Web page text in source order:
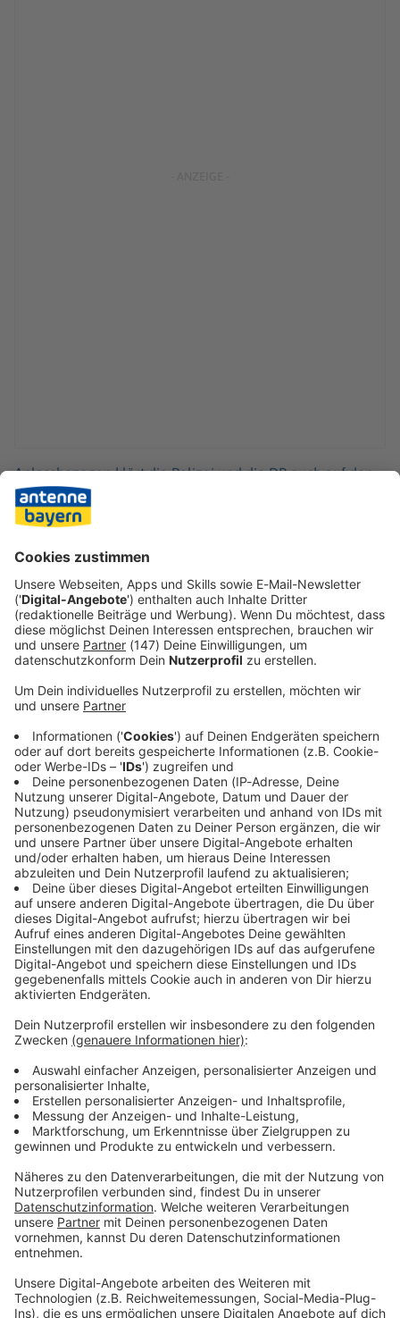
Anlassbezogen klärt die Polizei und die DB auch auf den
sozialen Medien auf. In einem der Videos heißt es
beispielsweise: «Das Klettern auf Zügen und das Surfen
sowieso ist lebensgefährlich. Ihr habt doch nur dieses eine
Leben, das ist es doch nicht wert.» Und: «Falls ihr Freunde
eure Freunde.»
Immer auf dem Laufenden
bleiben!
Verpass' nichts mehr - mit unserem kostenlosen
ANTENNE BAYERN Newsletter. Ob Nachrichten,
Lifestyle oder unsere neuesten Aktionen - wir
informieren dich.
Zum Newsletter anmelden
Studio Hotline